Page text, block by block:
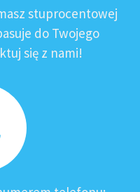
stuprocentowej
do Twojego
się z nami!